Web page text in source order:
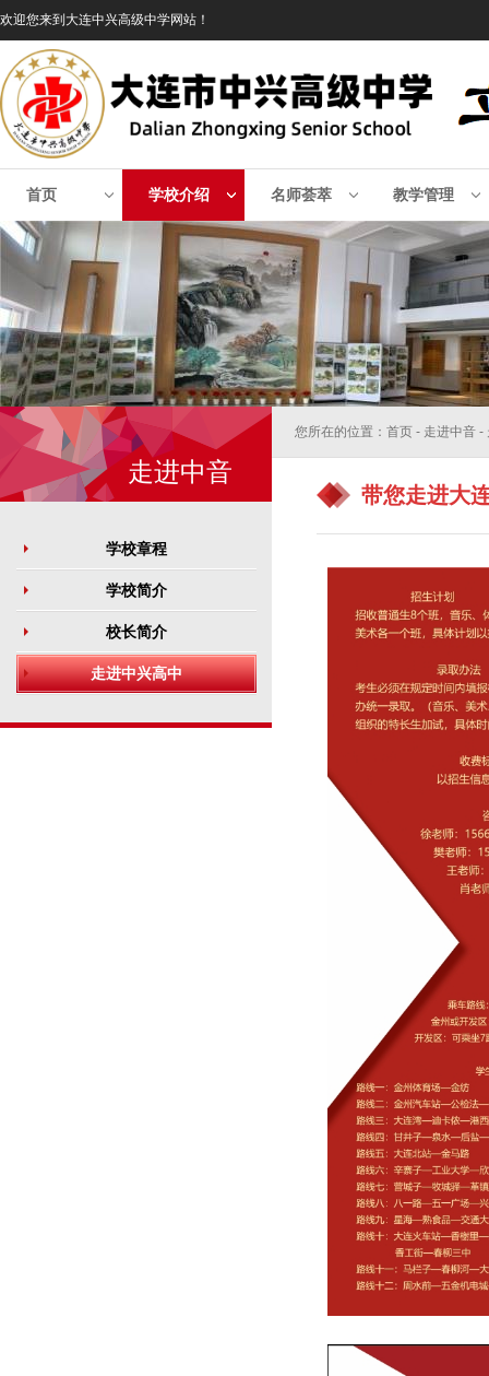
欢迎您来到大连中兴高级中学网站！
首页 学校介绍 名师荟萃 教学管理
您所在的位置：首页 - 走进中音 -
带您走进大
走进中音
学校章程
学校简介
校长简介
走进中兴高中